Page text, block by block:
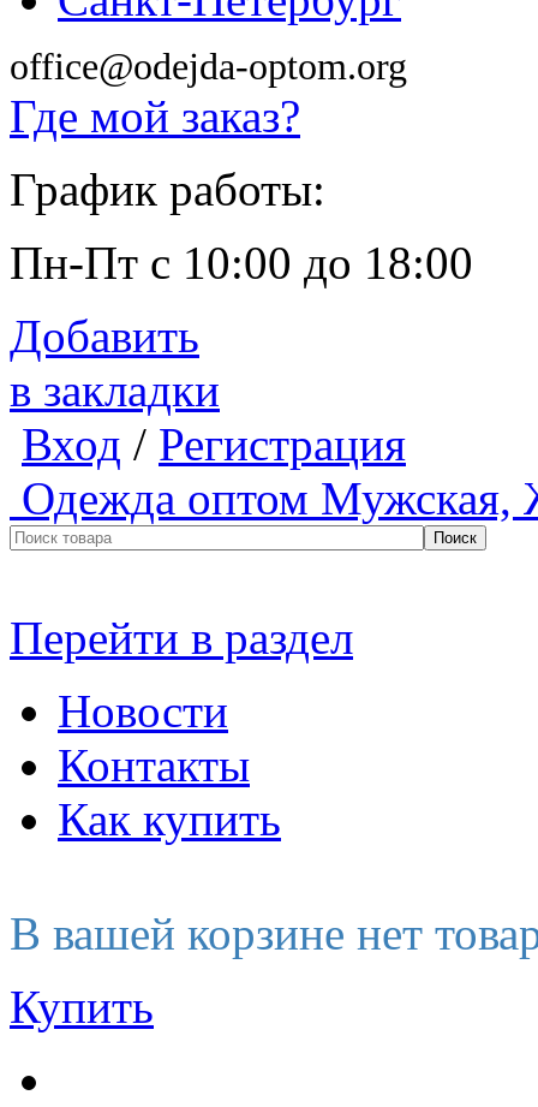
office@odejda-optom.org
Где мой заказ?
График работы:
Пн-Пт с 10:00 до 18:00
Добавить
в закладки
Вход / Регистрация
Одежда оптом Мужская,
Перейти в раздел
Новости
Контакты
Как купить
В вашей корзине нет
Купить